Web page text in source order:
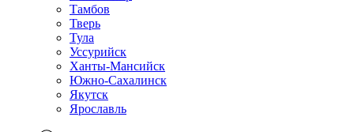
Тамбов
Тверь
Тула
Уссурийск
Ханты-Мансийск
Южно-Сахалинск
Якутск
Ярославль